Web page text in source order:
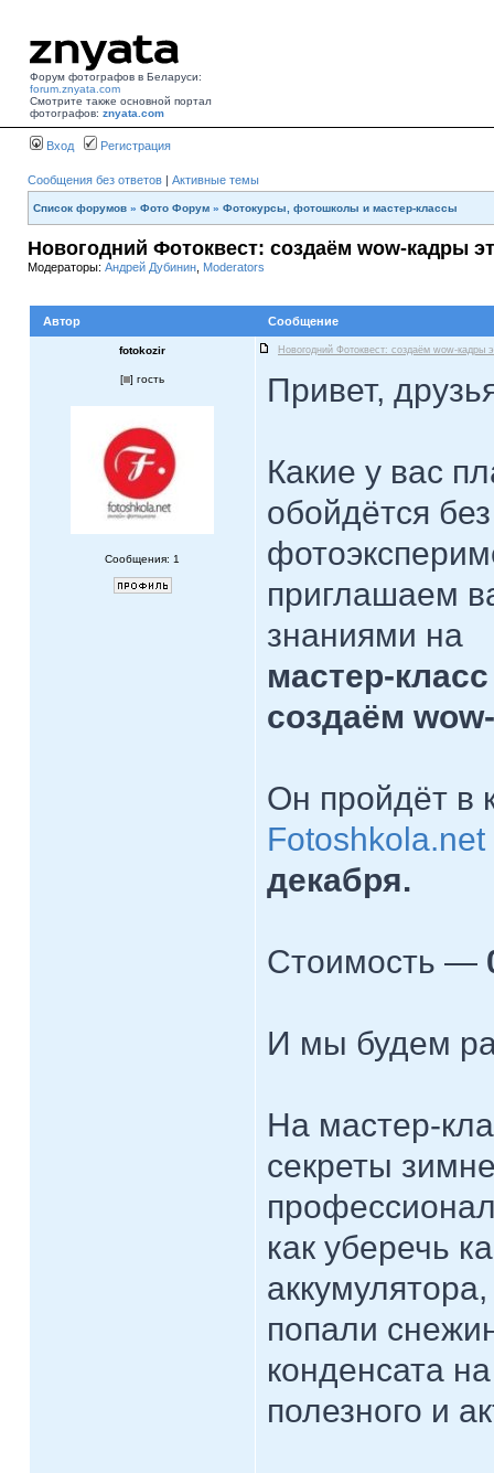
Форум фотографов в Беларуси:
forum.znyata.com
Смотрите также основной портал
фотографов: znyata.com
Вход Регистрация
Сообщения без ответов | Активные темы
Список форумов » Фото Форум » Фотокурсы, фотошколы и мастер-классы
Новогодний Фотоквест: создаём wow-кадры
Модераторы: Андрей Дубинин Moderators
Автор Сообщение
fotokozir Новогодний Фотоквест: создаём wow-кадры
[ ] гость
Сообщения: 1
Привет,
Какие у вас
обойдётся
приглашаем
знаниями на
мастер-
создаём
Он пройдёт в
Fotoshkola.net
декабря.
Стоимость —
И мы будем
На мастер-
секреты
как уберечь
попали
конденсата
полезного и